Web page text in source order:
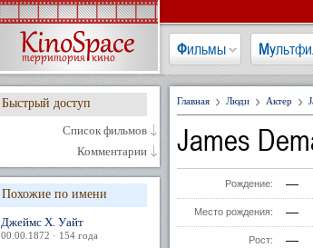
Фильмы
Быстрый доступ
Список фильмов
Комментарии
Похожие по имени
Джеймс Х. Уайт
00.00.1872 · 154 года
Главная Люди Актер
James
Рождение: —
Место рождения: —
Рост: —